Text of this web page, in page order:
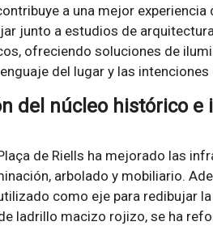
a una mejor experiencia
junto a estudios de
ofreciendo soluciones de
del lugar y las
del núcleo histórico
de Riells ha mejorado las
arbolado y mobiliario.
como eje para redibujar
ladrillo macizo rojizo, se ha